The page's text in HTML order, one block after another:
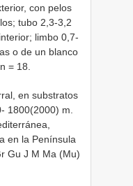
con pelos
tubo 2,3-3,2
limbo 0,7-
o de un blanco
= 18.
en substratos
1800(2000) m.
en la Península
Gu J M Ma (Mu)